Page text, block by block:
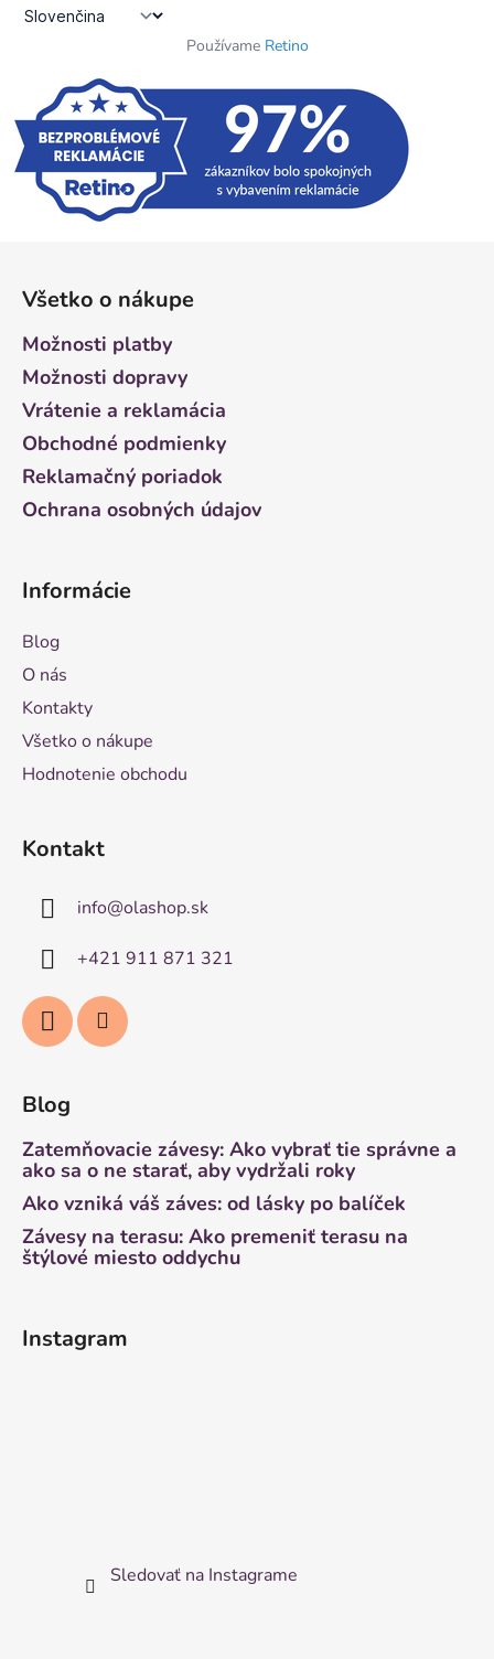
Používame Retino
Všetko o nákupe
Možnosti platby
Možnosti dopravy
Vrátenie a reklamácia
Obchodné podmienky
Reklamačný poriadok
Ochrana osobných údajov
Informácie
Blog
O nás
Kontakty
Všetko o nákupe
Hodnotenie obchodu
Kontakt
info@olashop.sk
+421 911 871 321
Blog
Zatemňovacie závesy: Ako vybrať tie správne a
ako sa o ne starať, aby vydržali roky
Ako vzniká váš záves: od lásky po balíček
Závesy na terasu: Ako premeniť terasu na
štýlové miesto oddychu
Instagram
Sledovať na Instagrame